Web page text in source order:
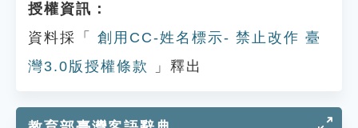
授權資訊：
資料採「
創用CC-姓名標示- 禁止改作 臺
灣3.0版授權條款
」釋出